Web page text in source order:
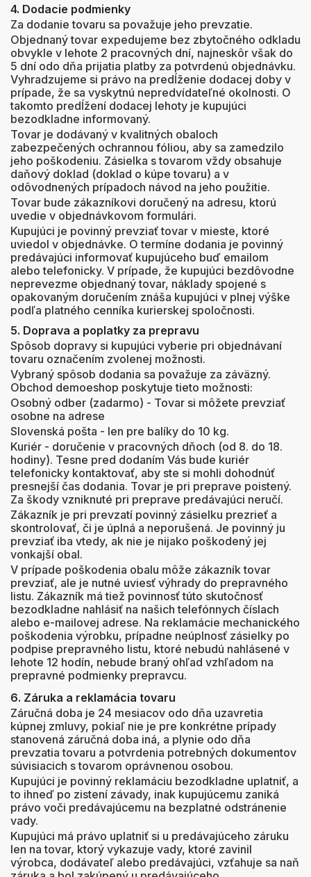
4. Dodacie podmienky
Za dodanie tovaru sa považuje jeho prevzatie.
Objednaný tovar expedujeme bez zbytočného odkladu
obvykle v lehote 2 pracovných dní, najneskôr však do
5 dní odo dňa prijatia platby za potvrdenú objednávku.
Vyhradzujeme si právo na predĺženie dodacej doby v
prípade, že sa vyskytnú nepredvídateľné okolnosti. O
takomto predĺžení dodacej lehoty je kupujúci
bezodkladne informovaný.
Tovar je dodávaný v kvalitných obaloch
zabezpečených ochrannou fóliou, aby sa zamedzilo
jeho poškodeniu. Zásielka s tovarom vždy obsahuje
daňový doklad (doklad o kúpe tovaru) a v
odôvodnených prípadoch návod na jeho použitie.
Tovar bude zákazníkovi doručený na adresu, ktorú
uvedie v objednávkovom formulári.
Kupujúci je povinný prevziať tovar v mieste, ktoré
uviedol v objednávke. O termíne dodania je povinný
predávajúci informovať kupujúceho buď emailom
alebo telefonicky. V prípade, že kupujúci bezdôvodne
neprevezme objednaný tovar, náklady spojené s
opakovaným doručením znáša kupujúci v plnej výške
podľa platného cenníka kurierskej spoločnosti.
5. Doprava a poplatky za prepravu
Spôsob dopravy si kupujúci vyberie pri objednávaní
tovaru označením zvolenej možnosti.
Vybraný spôsob dodania sa považuje za záväzný.
Obchod demoeshop poskytuje tieto možnosti:
Osobný odber (zadarmo) - Tovar si môžete prevziať
osobne na adrese
Slovenská pošta - len pre balíky do 10 kg.
Kuriér - doručenie v pracovných dňoch (od 8. do 18.
hodiny). Tesne pred dodaním Vás bude kuriér
telefonicky kontaktovať, aby ste si mohli dohodnúť
presnejší čas dodania. Tovar je pri preprave poistený.
Za škody vzniknuté pri preprave predávajúci neručí.
Zákazník je pri prevzatí povinný zásielku prezrieť a
skontrolovať, či je úplná a neporušená. Je povinný ju
prevziať iba vtedy, ak nie je nijako poškodený jej
vonkajší obal.
V prípade poškodenia obalu môže zákazník tovar
prevziať, ale je nutné uviesť výhrady do prepravného
listu. Zákazník má tiež povinnosť túto skutočnosť
bezodkladne nahlásiť na našich telefónnych číslach
alebo e-mailovej adrese. Na reklamácie mechanického
poškodenia výrobku, prípadne neúplnosť zásielky po
podpise prepravného listu, ktoré nebudú nahlásené v
lehote 12 hodín, nebude braný ohľad vzhľadom na
prepravné podmienky prepravcu.
6. Záruka a reklamácia tovaru
Záručná doba je 24 mesiacov odo dňa uzavretia
kúpnej zmluvy, pokiaľ nie je pre konkrétne prípady
stanovená záručná doba iná, a plynie odo dňa
prevzatia tovaru a potvrdenia potrebných dokumentov
súvisiacich s tovarom oprávnenou osobou.
Kupujúci je povinný reklamáciu bezodkladne uplatniť, a
to ihneď po zistení závady, inak kupujúcemu zaniká
právo voči predávajúcemu na bezplatné odstránenie
vady.
Kupujúci má právo uplatniť si u predávajúceho záruku
len na tovar, ktorý vykazuje vady, ktoré zavinil
výrobca, dodávateľ alebo predávajúci, vzťahuje sa naň